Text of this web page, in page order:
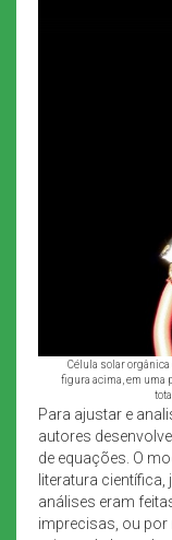
Célula solar
figura acima, em uma
Para ajustar e
autores
de equações. O
literatura
análises eram
imprecisas, ou